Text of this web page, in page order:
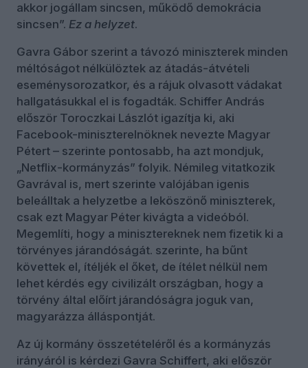
akkor jogállam sincsen, működő demokrácia
sincsen”. Ez a helyzet.
Gavra Gábor szerint a távozó miniszterek minden
méltóságot nélkülöztek az átadás-átvételi
eseménysorozatkor, és a rájuk olvasott vádakat
hallgatásukkal el is fogadták. Schiffer András
először Toroczkai Lászlót igazítja ki, aki
Facebook-miniszterelnöknek nevezte Magyar
Pétert – szerinte pontosabb, ha azt mondjuk,
„Netflix-kormányzás” folyik. Némileg vitatkozik
Gavrával is, mert szerinte valójában igenis
beleálltak a helyzetbe a leköszönő miniszterek,
csak ezt Magyar Péter kivágta a videóból.
Megemlíti, hogy a minisztereknek nem fizetik ki a
törvényes járandóságát. szerinte, ha bűnt
követtek el, ítéljék el őket, de ítélet nélkül nem
lehet kérdés egy civilizált országban, hogy a
törvény által előírt járandóságra joguk van,
magyarázza álláspontját.
Az új kormány összetételéről és a kormányzás
irányáról is kérdezi Gavra Schiffert, aki először